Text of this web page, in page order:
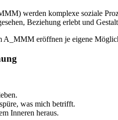
werden komplexe soziale
Beziehung erlebt und
A_MMM eröffnen je eigene
was mich betrifft.
Inneren heraus.